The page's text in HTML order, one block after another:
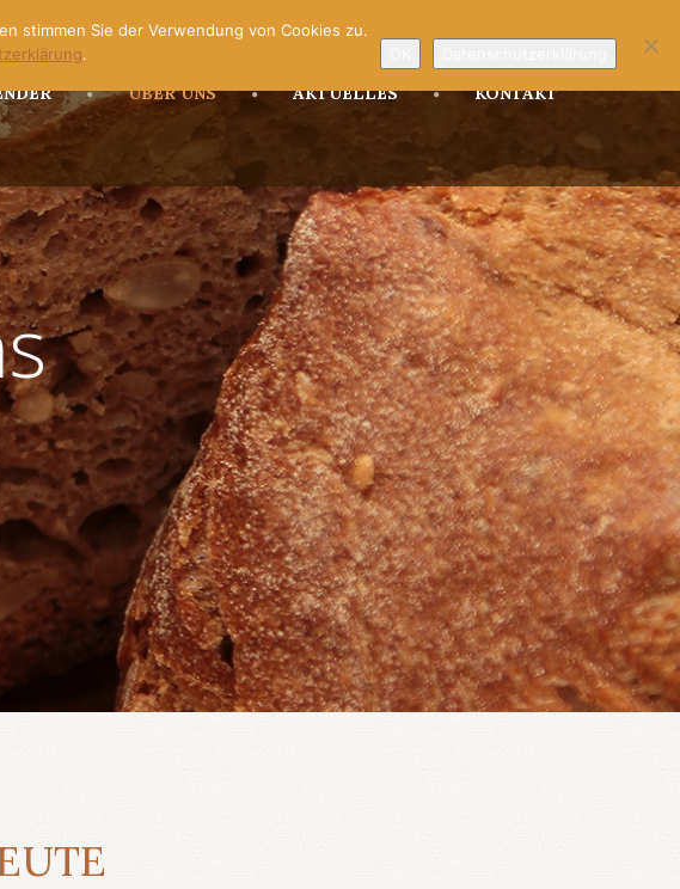
ÜBER UNS AKTUELLES KONTAKT
stimmen Sie der Verwendung von Cookies zu.
.